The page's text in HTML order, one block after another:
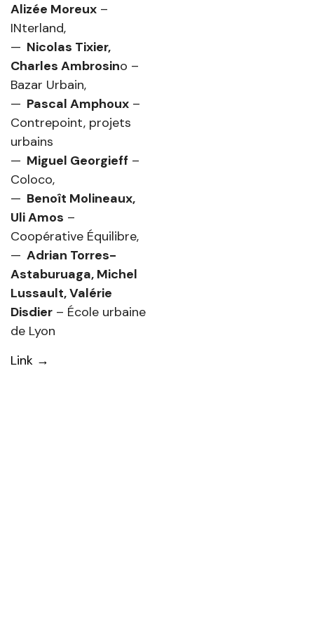
Alizée Moreux –
INterland,
Nicolas Tixier,
Charles Ambrosino –
Bazar Urbain,
Pascal Amphoux –
Contrepoint, projets
urbains
Miguel Georgieff –
Coloco,
Benoît Molineaux,
Uli Amos –
Coopérative Équilibre,
Adrian Torres-
Astaburuaga, Michel
Lussault, Valérie
Disdier – École urbaine
de Lyon
Link →